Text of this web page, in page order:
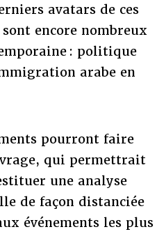
avatars de ces
encore nombreux
: politique
arabe en
pourront faire
qui permettrait
une analyse
de façon distanciée
événements les plus